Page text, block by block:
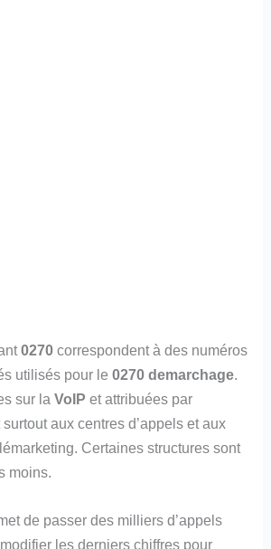
0270 correspondent à des numéros
utilisés pour le0270 demarchage.
sur laVoIP et attribuées par
surtout aux centres d’appels et aux
Certaines structures sont
moins.
de passer des milliers d’appels
les derniers chiffres pour